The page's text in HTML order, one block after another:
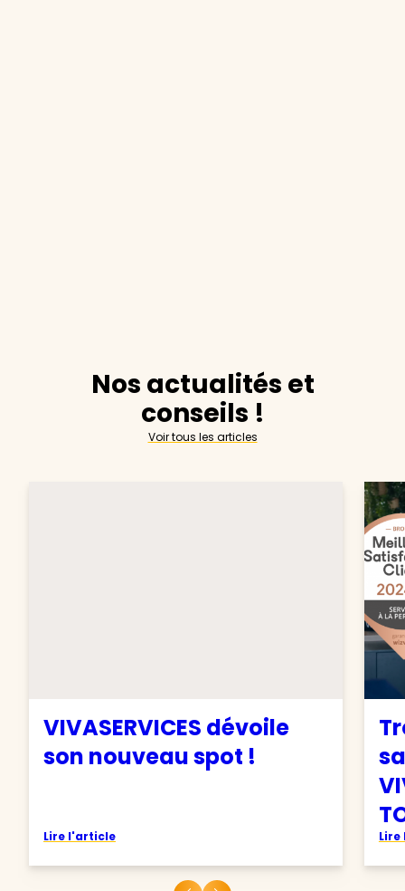
Nos actualités et
conseils !
Voir tous les articles
VIVASERVICES dévoile
son nouveau spot !
Lire l'article